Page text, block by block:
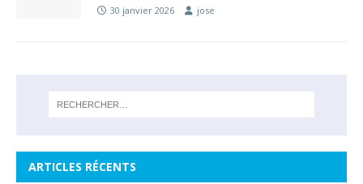
30 janvier 2026 jose
ARTICLES RÉCENTS